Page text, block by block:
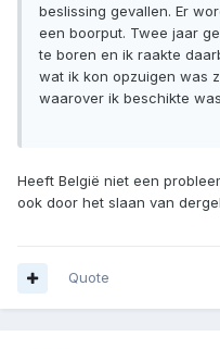
beslissing gevallen. Er
een boorput. Twee jaar
te boren en ik raakte
wat ik kon opzuigen was
waarover ik beschikte
Heeft België niet een
ook door het slaan van
Quote